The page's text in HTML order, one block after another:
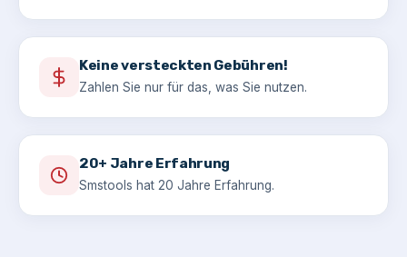
Keine versteckten Gebühren!
Zahlen Sie nur für das, was Sie nutzen.
20+ Jahre Erfahrung
Smstools hat 20 Jahre Erfahrung.